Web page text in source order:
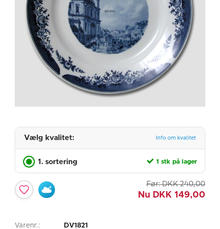
Vælg kvalitet: Info om kvalitet
1. sortering 1 stk på lager
Før: DKK 240,00
Nu DKK 149,00
Varenr.: DV1821